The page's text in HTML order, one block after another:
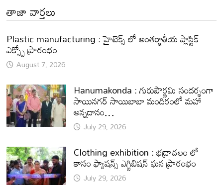
తాజా వార్తలు
Plastic manufacturing : హైటెక్స్ లో అంతర్జాతీయ ప్లాస్టిక్
ఎక్స్పో ప్రారంభం
August 7, 2026
Hanumakonda : గురుపౌర్ణమి సందర్భంగా
సాయినగర్‌ సాయిబాబా మందిరంలో మహా
అన్నదానం…
July 29, 2026
Clothing exhibition : భద్రాచలం లో
కాసం ఫ్యాషన్స్ ఎగ్జిబిషన్ ఘన ప్రారంభం
July 29, 2026